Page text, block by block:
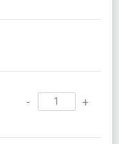
- +